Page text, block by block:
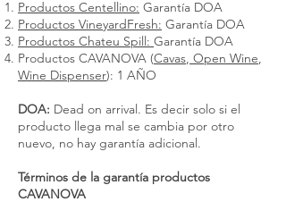
Productos Centellino: Garantía DOA
Productos VineyardFresh: Garantía DOA
Productos Chateu Spill: Garantía DOA
Productos CAVANOVA (Cavas, Open Wine,
Wine Dispenser): 1 AÑO
DOA: Dead on arrival. Es decir solo si el
producto llega mal se cambia por otro
nuevo, no hay garantía adicional.
Términos de la garantía productos
CAVANOVA